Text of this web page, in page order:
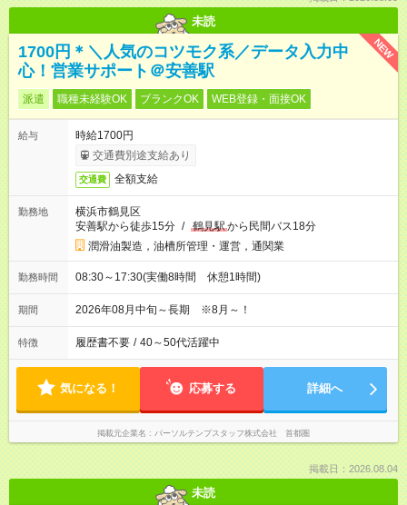
未読
NEW
1700円＊＼人気のコツモク系／データ入力中
心！営業サポート＠安善駅
派遣 職種未経験OK ブランクOK WEB登録・面接OK
給与
時給1700円
交通費別途支給あり
交通費 全額支給
勤務地
横浜市鶴見区
安善駅から徒歩15分 / 鶴見駅から民間バス18分
潤滑油製造，油槽所管理・運営，通関業
勤務時間 08:30～17:30(実働8時間 休憩1時間)
期間 2026年08月中旬～長期 ※8月～！
特徴 履歴書不要 / 40～50代活躍中
気になる！ 応募する 詳細へ
掲載元企業名 パーソルテンプスタッフ株式会社 首都圏
掲載日：2026.08.04
未読